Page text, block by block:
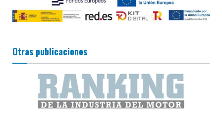
Otras publicaciones